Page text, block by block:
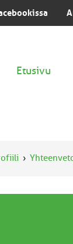
Etusivu